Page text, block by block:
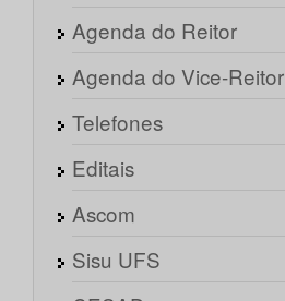
Agenda do Reitor
Agenda do Vice-Reitor
Telefones
Editais
Ascom
Sisu UFS